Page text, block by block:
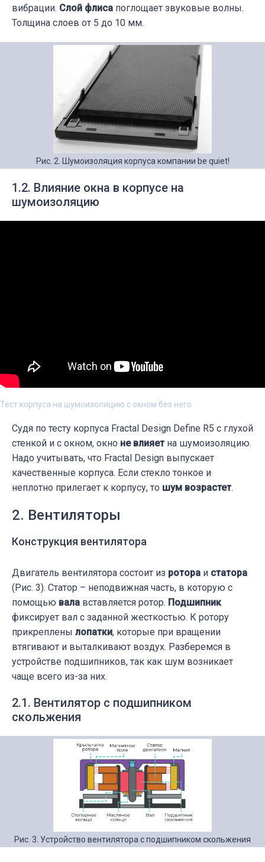
вибрации. Слой флиса поглощает звуковые волны.
Толщина слоев от 5 до 10 мм.
Рис. 2. Шумоизоляция корпуса компании be quiet!
1.2. Влияние окна в корпусе на
шумоизоляцию
Тест корпуса на шумоизоляцию с окном без него
Судя по тесту корпуса Fractal Design Define R5 с глухой
стенкой и с окном, окно не влияетна шумоизоляцию.
Надо учитывать, что Fractal Design выпускает
качественные корпуса. Если стекло тонкое и
неплотно прилегает к корпусу, то шум возрастет.
2. Вентиляторы
Конструкция вентилятора
Двигатель вентилятора состоит из ротора и статора
(Рис. 3). Статор – неподвижная часть, в которую с
помощью вала вставляется ротор. Подшипник
фиксирует вал с заданной жесткостью. К ротору
прикреплены лопатки, которые при вращении
втягивают и выталкивают воздух. Разберемся в
устройстве подшипников, так как шум возникает
чаще всего из-за них.
2.1. Вентилятор с подшипником
скольжения
Рис. 3. Устройство вентилятора с подшипником скольжения